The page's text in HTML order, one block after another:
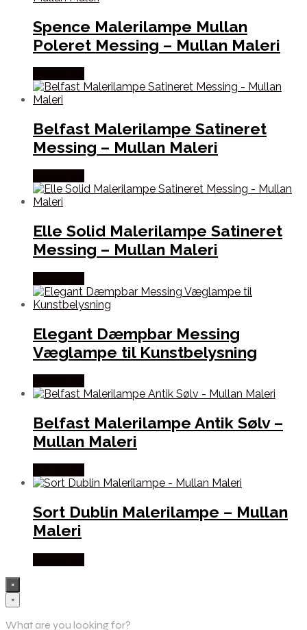
Spence Malerilampe Mullan
Poleret Messing – Mullan Maleri
Belfast Malerilampe Satineret
Messing – Mullan Maleri
Elle Solid Malerilampe Satineret
Messing – Mullan Maleri
Elegant Dæmpbar Messing
Væglampe til Kunstbelysning
Belfast Malerilampe Antik Sølv –
Mullan Maleri
Sort Dublin Malerilampe – Mullan
Maleri
×
×
What are you looking for?